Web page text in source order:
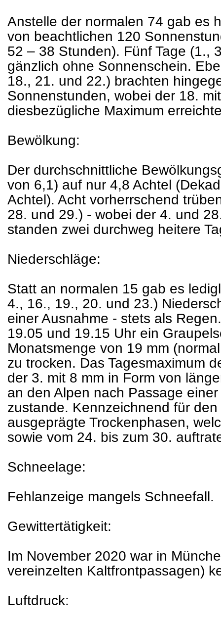
Anstelle der normalen 74 gab es
von beachtlichen 120
52 – 38 Stunden). Fünf Tage (1.,
gänzlich ohne Sonnenschein.
18., 21. und 22.) brachten
Sonnenstunden, wobei der 18.
diesbezügliche Maximum
Bewölkung:
Der durchschnittliche
von 6,1) auf nur 4,8 Achtel
Achtel). Acht vorherrschend
28. und 29.) - wobei der 4. und
standen zwei durchweg heitere
Niederschläge:
Statt an normalen 15 gab es
4., 16., 19., 20. und 23.)
einer Ausnahme - stets als
19.05 und 19.15 Uhr ein
Monatsmenge von 19 mm
zu trocken. Das Tagesmaximum
der 3. mit 8 mm in Form von
an den Alpen nach Passage
zustande. Kennzeichnend für
ausgeprägte Trockenphasen,
sowie vom 24. bis zum 30.
Schneelage:
Fehlanzeige mangels Schneefall.
Gewittertätigkeit:
Im November 2020 war in
vereinzelten Kaltfrontpassagen)
Luftdruck: